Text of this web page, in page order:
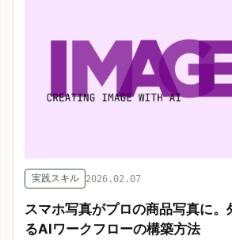
実践スキル 2026.02.07
スマホ写真がプロの商品写真に。
るAIワークフローの構築方法